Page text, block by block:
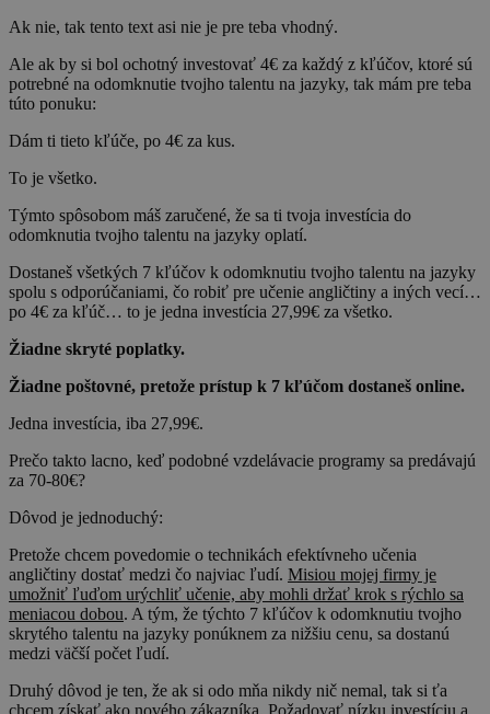
Ak nie, tak tento text asi nie je pre teba vhodný.
Ale ak by si bol ochotný investovať 4€ za každý z kľúčov, ktoré sú
potrebné na odomknutie tvojho talentu na jazyky, tak mám pre teba
túto ponuku:
Dám ti tieto kľúče, po 4€ za kus.
To je všetko.
Týmto spôsobom máš zaručené, že sa ti tvoja investícia do
odomknutia tvojho talentu na jazyky oplatí.
Dostaneš všetkých 7 kľúčov k odomknutiu tvojho talentu na jazyky
spolu s odporúčaniami, čo robiť pre učenie angličtiny a iných vecí…
po 4€ za kľúč… to je jedna investícia 27,99€ za všetko.
Žiadne skryté poplatky.
Žiadne poštovné, pretože prístup k 7 kľúčom dostaneš online.
Jedna investícia, iba 27,99€.
Prečo takto lacno, keď podobné vzdelávacie programy sa predávajú
za 70-80€?
Dôvod je jednoduchý:
Pretože chcem povedomie o technikách efektívneho učenia
angličtiny dostať medzi čo najviac ľudí. Misiou mojej firmy je
umožniť ľuďom urýchliť učenie, aby mohli držať krok s rýchlo sa
meniacou dobou. A tým, že týchto 7 kľúčov k odomknutiu tvojho
skrytého talentu na jazyky ponúknem za nižšiu cenu, sa dostanú
medzi väčší počet ľudí.
Druhý dôvod je ten, že ak si odo mňa nikdy nič nemal, tak si ťa
chcem získať ako nového zákazníka. Požadovať nízku investíciu a